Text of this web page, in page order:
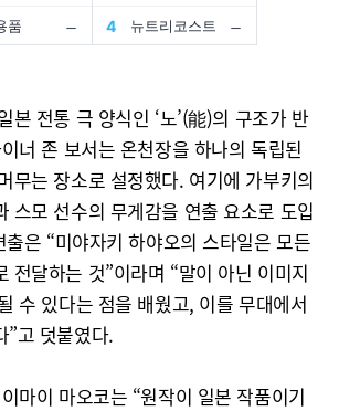
본 전통 극 양식인 ‘노’(能)의 구조가 반
너 존 보서는 온천장을 하나의 독립된
무는 장소로 설정했다. 여기에 가부키의
스모 선수의 무게감을 연출 요소로 도입
은 “미야자키 하야오의 스타일은 모든
전달하는 것”이라며 “말이 아닌 이미지
수 있다는 점을 배웠고, 이를 무대에서
”고 덧붙였다.
마이 마오코는 “원작이 일본 작품이기